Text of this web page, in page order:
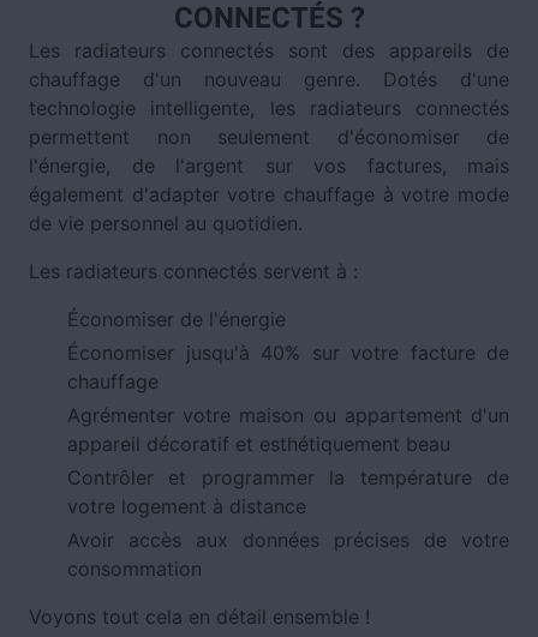
CONNECTÉS ?
Les radiateurs connectés sont des appareils de
chauffage d'un nouveau genre. Dotés d'une
technologie intelligente, les radiateurs connectés
permettent non seulement d'économiser de
l'énergie, de l'argent sur vos factures, mais
également d'adapter votre chauffage à votre mode
de vie personnel au quotidien.
Les radiateurs connectés servent à :
Économiser de l'énergie
Économiser jusqu'à 40% sur votre facture de
chauffage
Agrémenter votre maison ou appartement d'un
appareil décoratif et esthétiquement beau
Contrôler et programmer la température de
votre logement à distance
Avoir accès aux données précises de votre
consommation
Voyons tout cela en détail ensemble !